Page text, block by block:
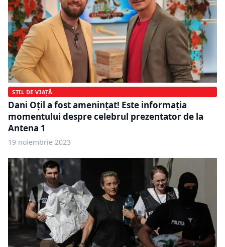
STIL DE VIAȚĂ
Dani Oțil a fost amenințat! Este informația
momentului despre celebrul prezentator de la
Antena 1
19 noiembrie 2023